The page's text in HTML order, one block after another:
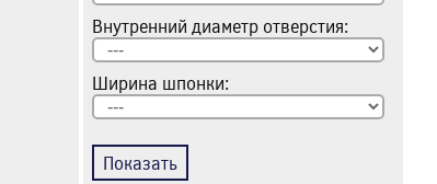
Внутренний диаметр отверстия:
Ширина шпонки:
Показать